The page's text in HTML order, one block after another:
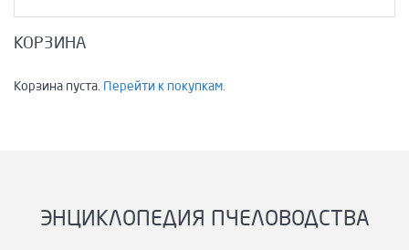
КОРЗИНА
Корзина пуста. Перейти к покупкам.
ЭНЦИКЛОПЕДИЯ ПЧЕЛОВОДСТВА